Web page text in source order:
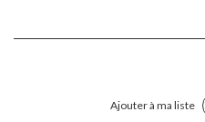
Ajouter à ma liste